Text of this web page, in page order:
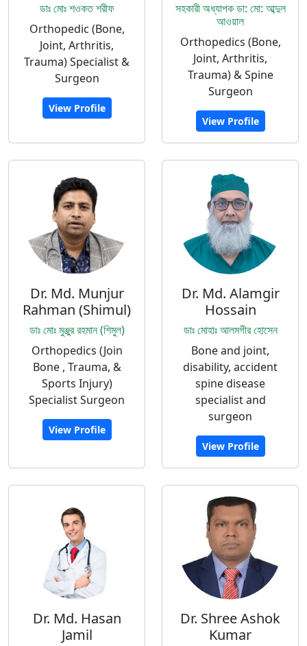
ডাঃ মোঃ শওকত শরীফ
Orthopedic (Bone,
Joint, Arthritis,
Trauma) Specialist &
Surgeon
View Profile
সহকারী অধ্যাপক ডা: মো: আব্দুল
আওয়াল
Orthopedics (Bone,
Joint, Arthritis,
Trauma) & Spine
Surgeon
View Profile
Dr. Md. Munjur
Rahman (Shimul)
ডাঃ মোঃ মুঞ্জুর রহমান (শিমুল)
Orthopedics (Join
Bone , Trauma, &
Sports Injury)
Specialist Surgeon
View Profile
Dr. Md. Alamgir
Hossain
ডাঃ মোহাঃ আলমগীর হোসেন
Bone and joint,
disability, accident
spine disease
specialist and
surgeon
View Profile
Dr. Md. Hasan
Jamil
Dr. Shree Ashok
Kumar